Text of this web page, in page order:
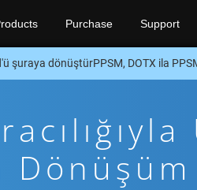
Purchase Support
şuraya dönüştürPPSM, DOTX ila